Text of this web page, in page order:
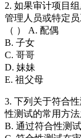
2. 如果审计项目
管理人员或特定
（ ） A. 配偶
B. 子女
C. 哥哥
D. 妹妹
E. 祖父母
3. 下列关于符合
性测试的常用方
B. 通过符合性测